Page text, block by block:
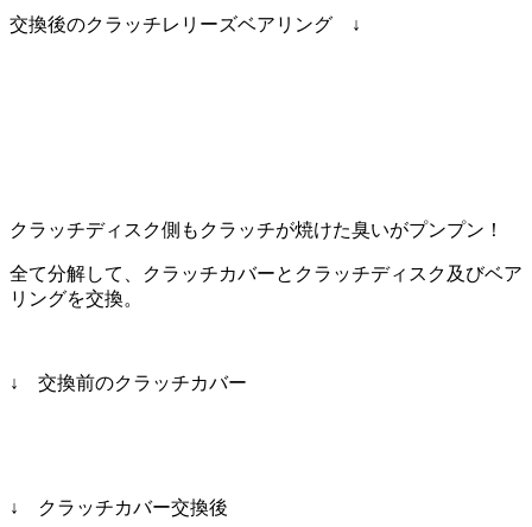
交換後のクラッチレリーズベアリング ↓
クラッチディスク側もクラッチが焼けた臭いがプンプン！
全て分解して、クラッチカバーとクラッチディスク及びベア
リングを交換。
↓ 交換前のクラッチカバー
↓ クラッチカバー交換後